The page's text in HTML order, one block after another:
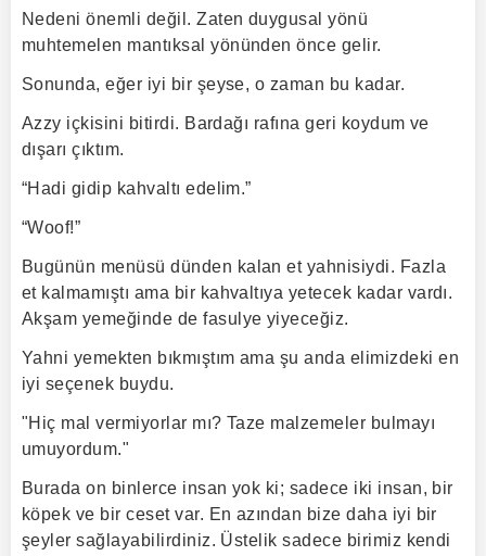
Nedeni önemli değil. Zaten duygusal yönü
muhtemelen mantıksal yönünden önce gelir.
Sonunda, eğer iyi bir şeyse, o zaman bu kadar.
Azzy içkisini bitirdi. Bardağı rafına geri koydum ve
dışarı çıktım.
“Hadi gidip kahvaltı edelim.”
“Woof!”
Bugünün menüsü dünden kalan et yahnisiydi. Fazla
et kalmamıştı ama bir kahvaltıya yetecek kadar vardı.
Akşam yemeğinde de fasulye yiyeceğiz.
Yahni yemekten bıkmıştım ama şu anda elimizdeki en
iyi seçenek buydu.
"Hiç mal vermiyorlar mı? Taze malzemeler bulmayı
umuyordum."
Burada on binlerce insan yok ki; sadece iki insan, bir
köpek ve bir ceset var. En azından bize daha iyi bir
şeyler sağlayabilirdiniz. Üstelik sadece birimiz kendi